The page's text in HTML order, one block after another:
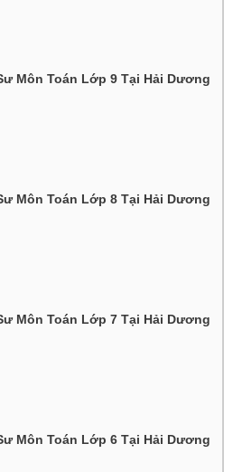
Môn Toán Lớp 9 Tại Hải Dương
Môn Toán Lớp 8 Tại Hải Dương
Môn Toán Lớp 7 Tại Hải Dương
Môn Toán Lớp 6 Tại Hải Dương